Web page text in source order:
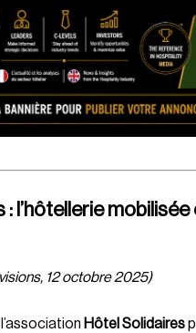
: l’hôtellerie
12 octobre 2025)
Hôtel Solidaires